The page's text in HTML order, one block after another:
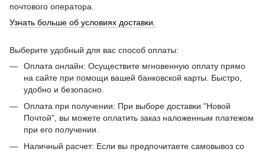
почтового оператора.
Узнать больше об условиях доставки.
Выберите удобный для вас способ оплаты:
Оплата онлайн: Осуществите мгновенную оплату прямо
на сайте при помощи вашей банковской карты. Быстро,
удобно и безопасно.
Оплата при получении: При выборе доставки "Новой
Почтой", вы можете оплатить заказ наложенным платежом
при его получении.
Наличный расчет: Если вы предпочитаете самовывоз со